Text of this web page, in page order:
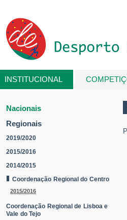
INSTITUCIONAL
Está aqui
Nacionais
Regionais
2019/2020
2015/2016
2014/2015
Coordenação Regional do Centro
2015/2016
Coordenação Regional de Lisboa e
Vale do Tejo